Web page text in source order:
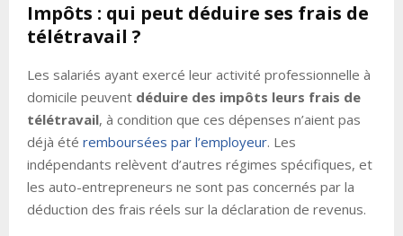
Impôts : qui peut déduire ses frais de
télétravail ?
Les salariés ayant exercé leur activité professionnelle à
domicile peuvent déduire des impôts leurs frais de
télétravail, à condition que ces dépenses n’aient pas
déjà été remboursées par l’employeur. Les
indépendants relèvent d’autres régimes spécifiques, et
les auto-entrepreneurs ne sont pas concernés par la
déduction des frais réels sur la déclaration de revenus.